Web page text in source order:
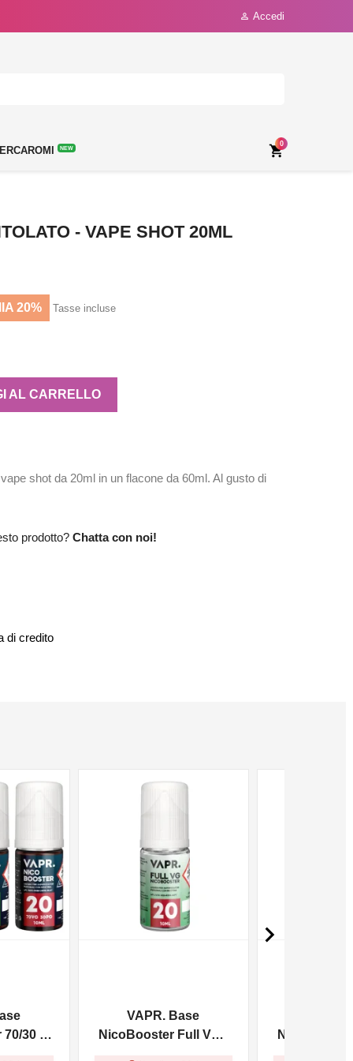
 Accedi
NEW 
0
- VAPE SHOT 20ML
20% Tasse incluse
AL CARRELLO
shot da 20ml in un flacone da 60ml. Al gusto di
prodotto? Chatta con noi!
di credito
30 -
VAPR. Base
NicoBooster Full VG -
